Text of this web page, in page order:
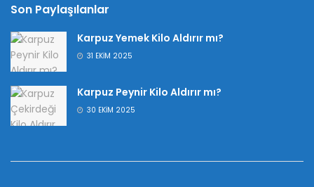
Son Paylaşılanlar
Karpuz Yemek Kilo Aldırır mı?
31 EKIM 2025
Karpuz Peynir Kilo Aldırır mı?
30 EKIM 2025